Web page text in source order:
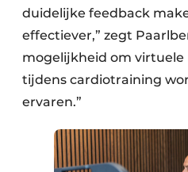
duidelijke feedback
effectiever,” zegt
mogelijkheid om virtuele
tijdens cardiotraining
ervaren.”